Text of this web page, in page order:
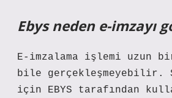
Ebys neden e-imzayı
E-imzalama işlemi uzun
bile gerçekleşmeyebilir.
için EBYS tarafından